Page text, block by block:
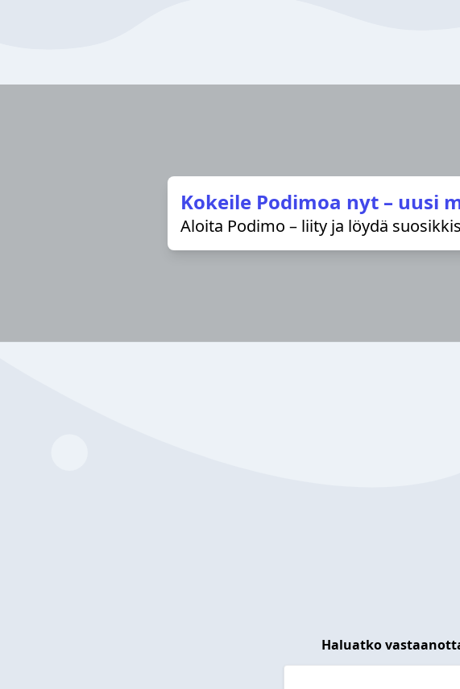
Kokeile Podimoa nyt – uusi
Aloita Podimo – liity ja löydä
Haluatko